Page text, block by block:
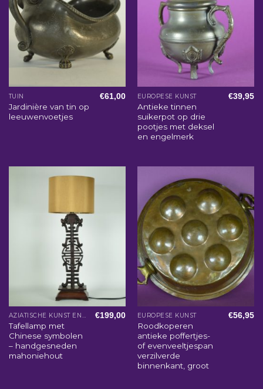
TUIN
Jardinière van tin op
leeuwenvoetjes
€61,00 EUROPESE KUNST
Antieke tinnen
suikerpot op drie
pootjes met deksel
en engelmerk
€39,95
AZIATISCHE KUNST EN WOONACCESSOIRES
Tafellamp met
Chinese symbolen
– handgesneden
mahoniehout
€199,00 EUROPESE KUNST
Roodkoperen
antieke poffertjes-
of evenveeltjespan
verzilverde
binnenkant, groot
€56,95